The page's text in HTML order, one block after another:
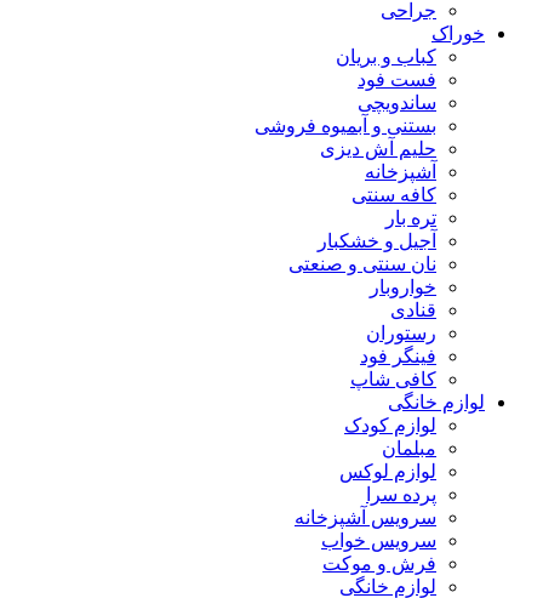
جراحی
خوراک
کباب و بریان
فست فود
ساندویچی
بستنی و آبمیوه فروشی
حلیم آش دیزی
آشپزخانه
کافه سنتی
تره بار
آجیل و خشکبار
نان سنتی و صنعتی
خواروبار
قنادی
رستوران
فینگر فود
کافی شاپ
لوازم خانگی
لوازم کودک
مبلمان
لوازم لوکس
پرده سرا
سرویس آشپزخانه
سرویس خواب
فرش و موکت
لوازم خانگی